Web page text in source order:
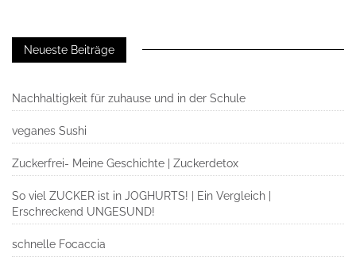
Neueste Beiträge
Nachhaltigkeit für zuhause und in der Schule
veganes Sushi
Zuckerfrei- Meine Geschichte | Zuckerdetox
So viel ZUCKER ist in JOGHURTS! | Ein Vergleich |
Erschreckend UNGESUND!
schnelle Focaccia